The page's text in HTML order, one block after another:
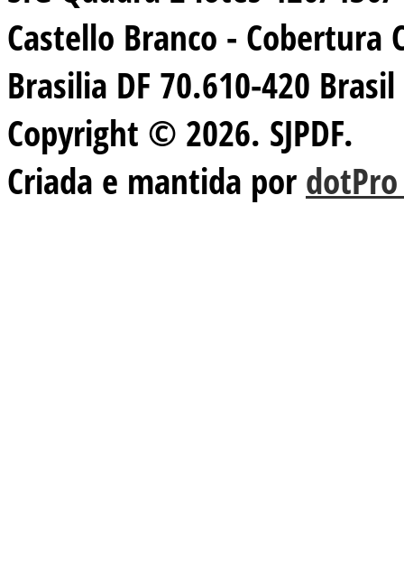
Castello Branco - Cobertura
Brasilia DF 70.610-420 Brasil
Copyright © 2026. SJPDF.
Criada e mantida por